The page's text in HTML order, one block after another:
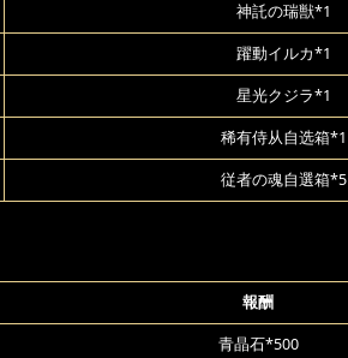
神託の瑞獣*1
躍動イルカ*1
星光クジラ*1
稀有侍从自选箱*1
従者の魂自選箱*5
報酬
青晶石*500